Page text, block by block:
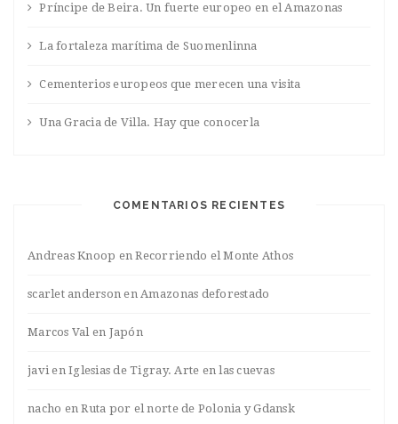
Príncipe de Beira. Un fuerte europeo en el Amazonas
La fortaleza marítima de Suomenlinna
Cementerios europeos que merecen una visita
Una Gracia de Villa. Hay que conocerla
COMENTARIOS RECIENTES
Andreas Knoop enRecorriendo el Monte Athos
scarlet anderson enAmazonas deforestado
Marcos Valen Japón
javienIglesias de Tigray. Arte en las cuevas
nacho enRuta por el norte de Polonia y Gdansk